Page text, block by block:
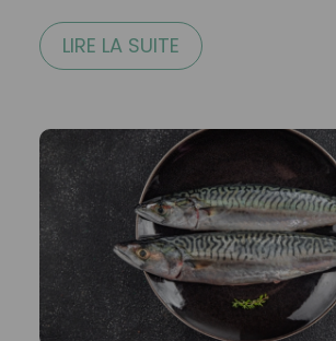
LIRE LA SUITE